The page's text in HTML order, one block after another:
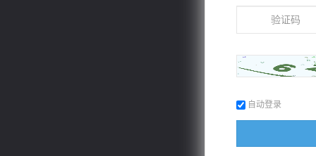
自动登录